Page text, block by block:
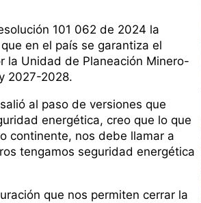
101 062 de 2024 la
en el país se garantiza el
la Unidad de Planeación Minero-
2027-2028.
al paso de versiones que
energética, creo que lo que
continente, nos debe llamar a
tengamos seguridad energética
que nos permiten cerrar la